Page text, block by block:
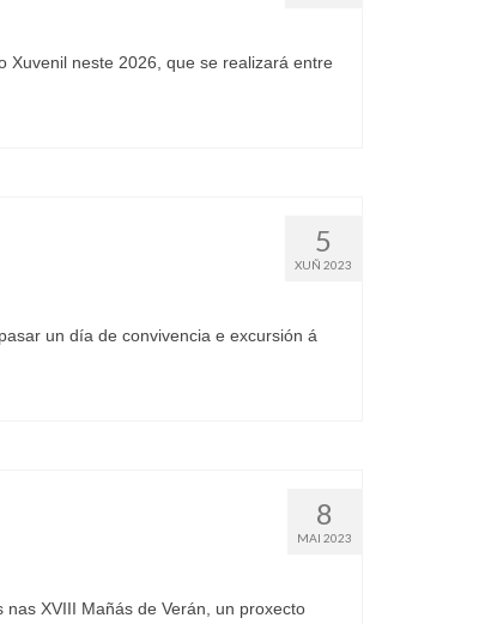
Xuvenil neste 2026, que se realizará entre
5
XUÑ 2023
un día de convivencia e excursión á
8
MAI 2023
XVIII Mañás de Verán, un proxecto